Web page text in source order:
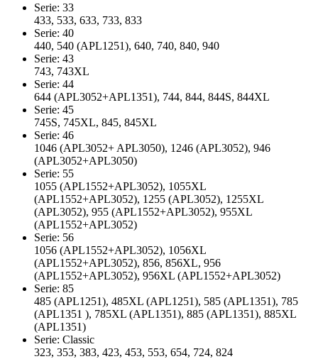
Serie: 33
433, 533, 633, 733, 833
Serie: 40
440, 540 (APL1251), 640, 740, 840, 940
Serie: 43
743, 743XL
Serie: 44
644 (APL3052+APL1351), 744, 844, 844S, 844XL
Serie: 45
745S, 745XL, 845, 845XL
Serie: 46
1046 (APL3052+ APL3050), 1246 (APL3052), 946
(APL3052+APL3050)
Serie: 55
1055 (APL1552+APL3052), 1055XL
(APL1552+APL3052), 1255 (APL3052), 1255XL
(APL3052), 955 (APL1552+APL3052), 955XL
(APL1552+APL3052)
Serie: 56
1056 (APL1552+APL3052), 1056XL
(APL1552+APL3052), 856, 856XL, 956
(APL1552+APL3052), 956XL (APL1552+APL3052)
Serie: 85
485 (APL1251), 485XL (APL1251), 585 (APL1351), 785
(APL1351 ), 785XL (APL1351), 885 (APL1351), 885XL
(APL1351)
Serie: Classic
323, 353, 383, 423, 453, 553, 654, 724, 824